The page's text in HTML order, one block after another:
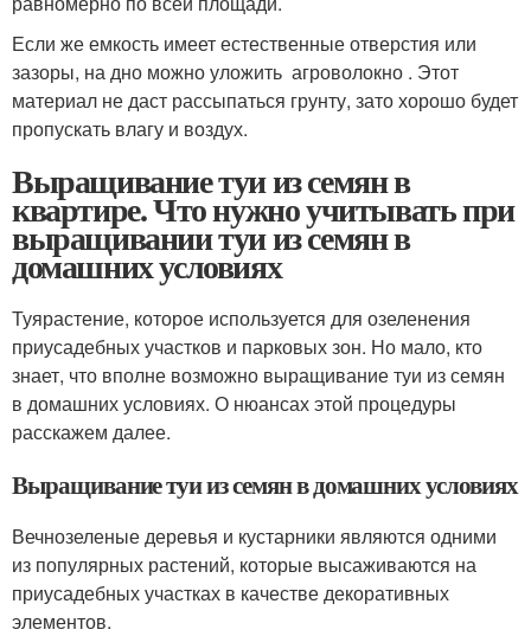
Если же емкость имеет естественные отверстия или
зазоры, на дно можно уложить агроволокно . Этот
материал не даст рассыпаться грунту, зато хорошо будет
пропускать влагу и воздух.
Выращивание туи из семян в
квартире. Что нужно учитывать при
выращивании туи из семян в
домашних условиях
Туярастение, которое используется для озеленения
приусадебных участков и парковых зон. Но мало, кто
знает, что вполне возможно выращивание туи из семян
в домашних условиях. О нюансах этой процедуры
расскажем далее.
Выращивание туи из семян в домашних условиях
Вечнозеленые деревья и кустарники являются одними
из популярных растений, которые высаживаются на
приусадебных участках в качестве декоративных
элементов.